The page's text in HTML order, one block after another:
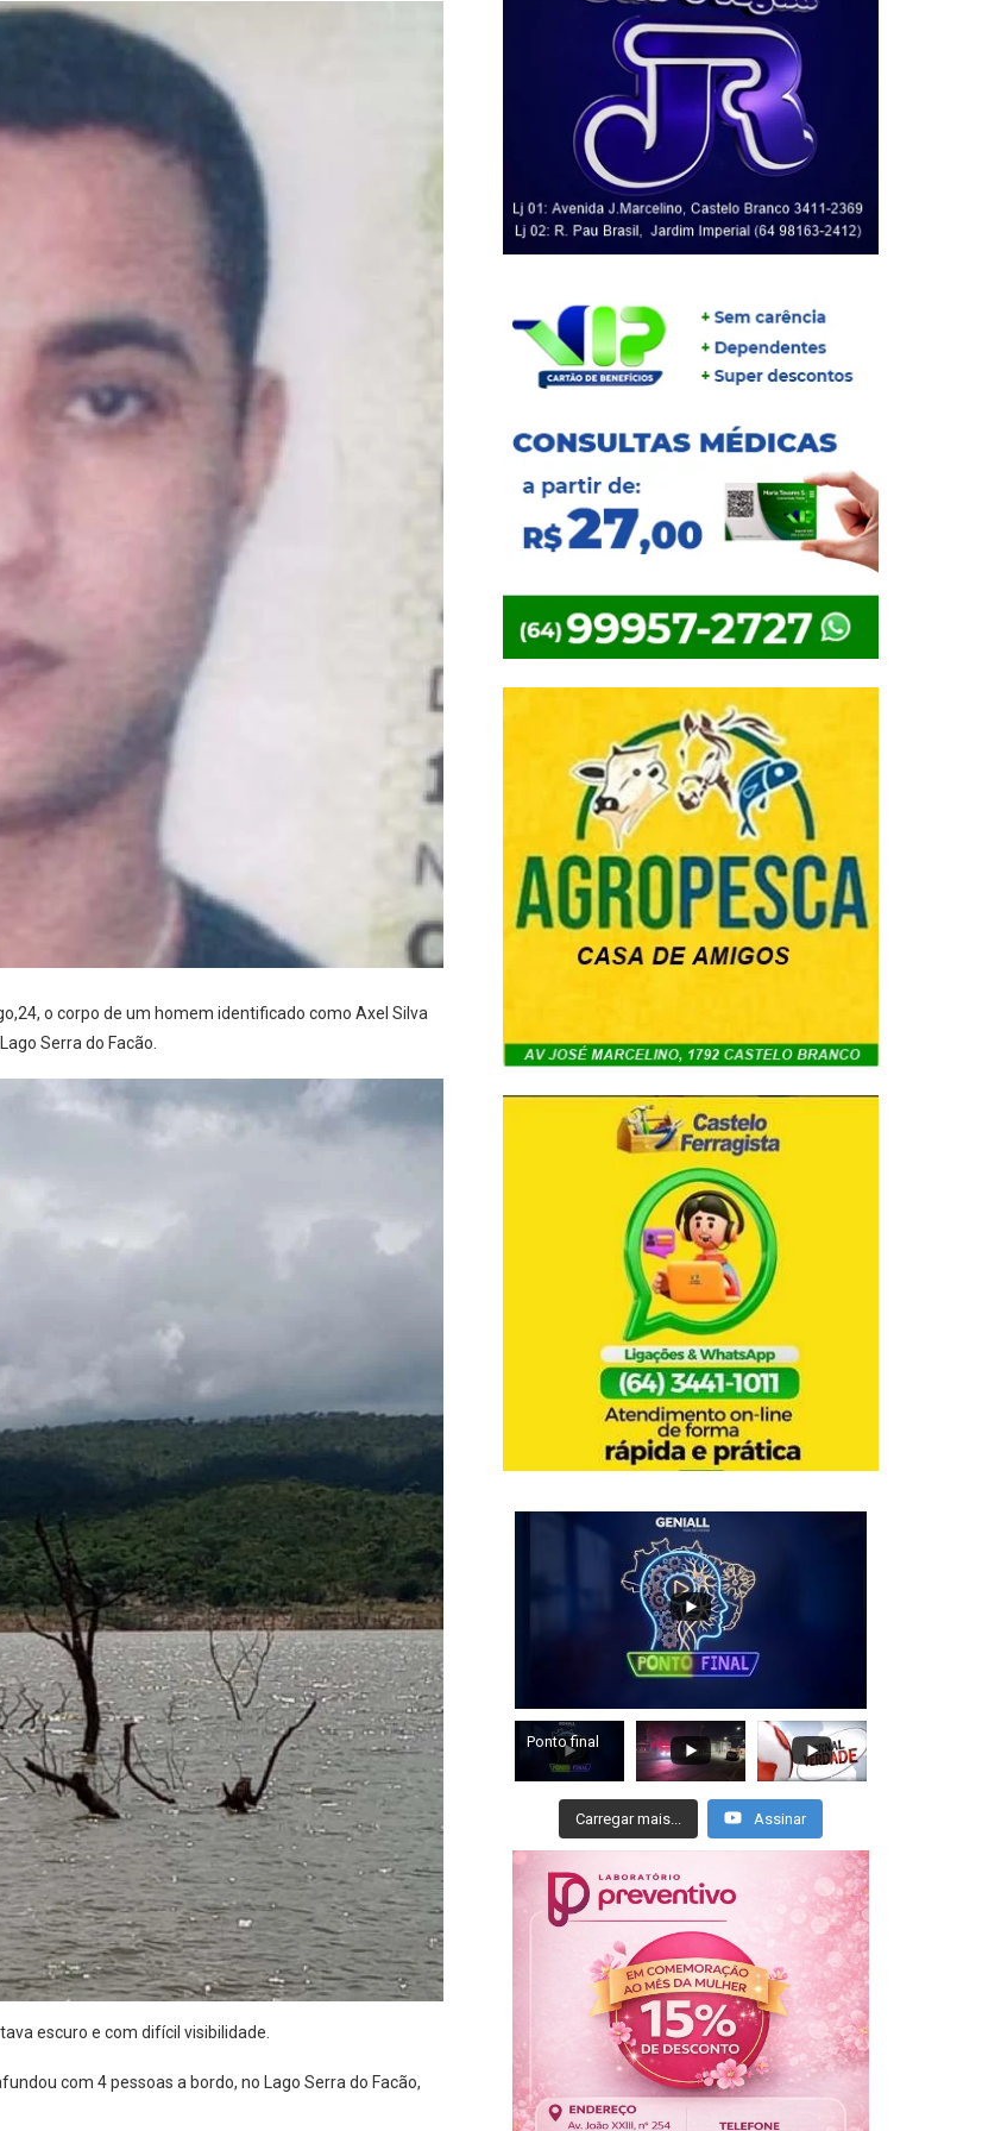
o corpo de um homem identificado como Axel Silva
Serra do Facão.
escuro e com difícil visibilidade.
com 4 pessoas a bordo, no Lago Serra do Facão,
Ponto final
Carregar mais... Assinar